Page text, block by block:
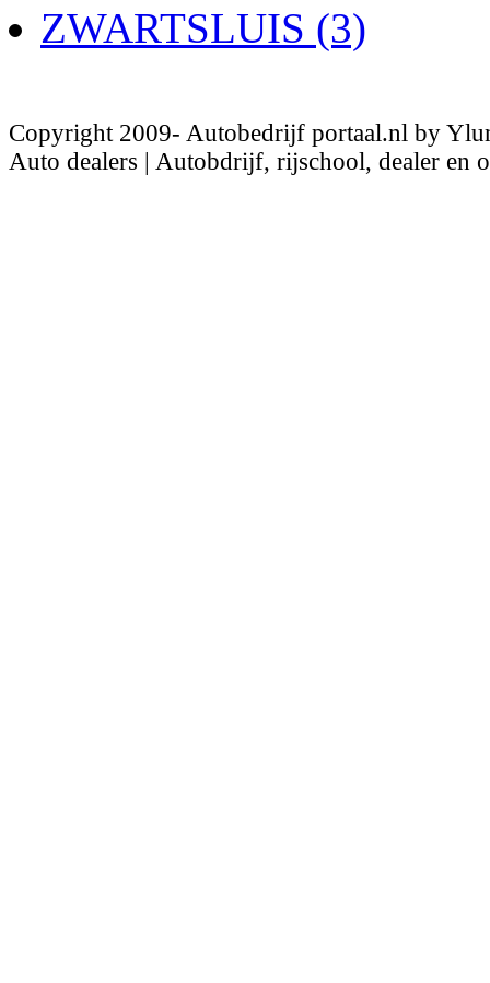
ZWARTSLUIS (3)
Copyright 2009- Autobedrijf portaal.nl by
Auto dealers | Autobdrijf, rijschool, dealer en